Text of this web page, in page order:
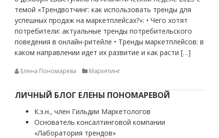
темой «Трендвотчинг: как использовать тренды для
успешных продаж на маркетплейсах?»: • Чего хотят
потребители: актуальные тренды потребительского
поведения в онлайн-ритейле • Тренды маркетплейсов: в
каком направлении идет их развитие и как расти […]
Елена Пономарева Маркетинг
ЛИЧНЫЙ БЛОГ ЕЛЕНЫ ПОНОМАРЕВОЙ
К.э.н., член Гильдии Маркетологов
Основатель консалтинговой компании
«Лаборатория трендов»